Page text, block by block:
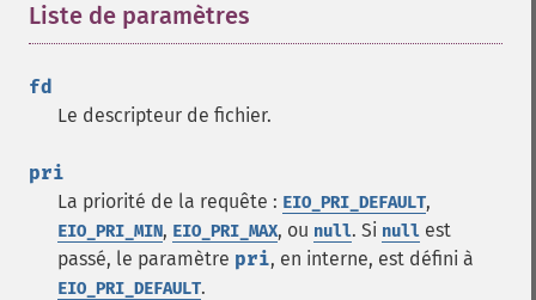
Liste de paramètres
fd
Le descripteur de fichier.
pri
La priorité de la requête : EIO_PRI_DEFAULT,
EIO_PRI_MIN, EIO_PRI_MAX, ou null. Si null est
passé, le paramètre pri, en interne, est défini à
EIO_PRI_DEFAULT.